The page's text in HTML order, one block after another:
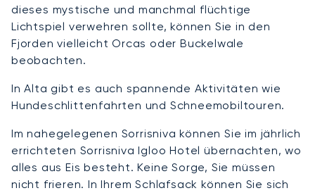
dieses mystische und manchmal flüchtige
Lichtspiel verwehren sollte, können Sie in den
Fjorden vielleicht Orcas oder Buckelwale
beobachten.
In Alta gibt es auch spannende Aktivitäten wie
Hundeschlittenfahrten und Schneemobiltouren.
Im nahegelegenen Sorrisniva können Sie im jährlich
errichteten Sorrisniva Igloo Hotel übernachten, wo
alles aus Eis besteht. Keine Sorge, Sie müssen
nicht frieren. In Ihrem Schlafsack können Sie sich